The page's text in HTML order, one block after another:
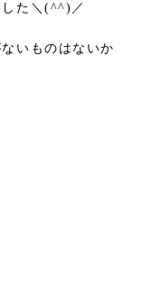
た＼(^^)／
いものはないか